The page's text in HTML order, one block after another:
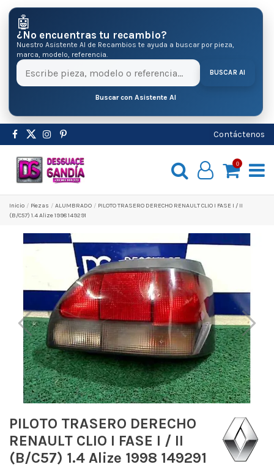
🤖
¿No encuentras tu recambio?
Nuestro Asistente AI de Recambios te ayuda a buscar por pieza,
marca, modelo, referencia.
BUSCAR AI
Buscar con Asistente AI
Contáctenos
0
Inicio Pіezas ALUMBRADO
PILOTO TRASERO DERECHO RENAULT CLIO I FASE I / II
(B/C57) 1.4 Alize 1998 149291
PILOTO TRASERO DERECHO
RENAULT CLIO I FASE I / II
(B/C57) 1.4 Alize 1998 149291